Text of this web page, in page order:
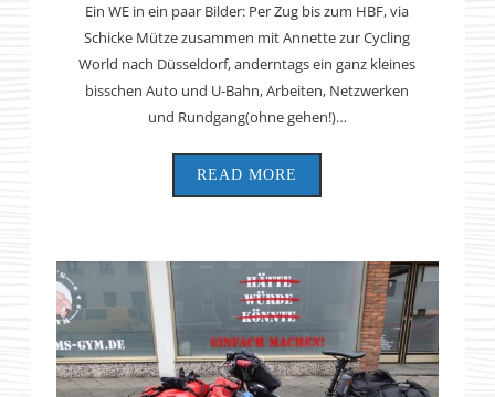
Ein WE in ein paar Bilder: Per Zug bis zum HBF, via
Schicke Mütze zusammen mit Annette zur Cycling
World nach Düsseldorf, anderntags ein ganz kleines
bisschen Auto und U-Bahn, Arbeiten, Netzwerken
und Rundgang(ohne gehen!)…
READ MORE